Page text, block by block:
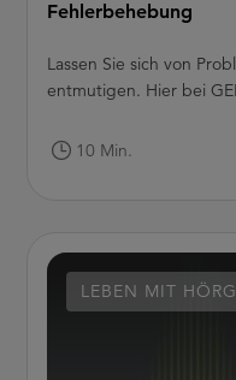
Fehlerbehebung
Lassen Sie sich von
entmutigen. Hier bei
10 Min.
LEBEN MIT